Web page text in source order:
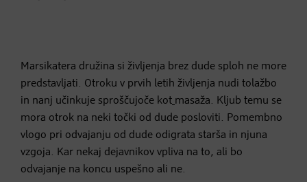
Marsikatera družina si življenja brez dude sploh ne more
predstavljati. Otroku v prvih letih življenja nudi tolažbo
in nanj učinkuje sproščujoče kot masaža. Kljub temu se
mora otrok na neki točki od dude posloviti. Pomembno
vlogo pri odvajanju od dude odigrata starša in njuna
vzgoja. Kar nekaj dejavnikov vpliva na to, ali bo
odvajanje na koncu uspešno ali ne.